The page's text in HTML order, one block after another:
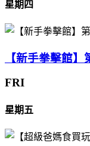
星期四
【新手拳擊館
FRI
星期五